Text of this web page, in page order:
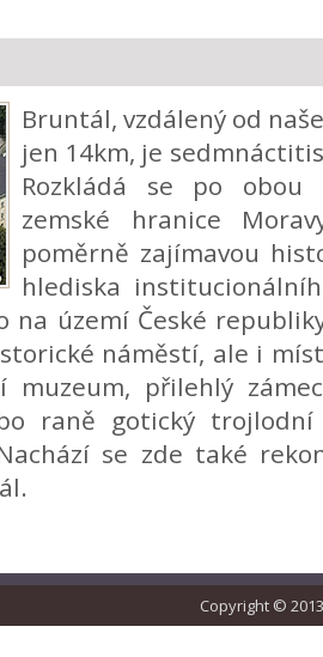
Bruntál, vzdálený od
jen 14km, je
Rozkládá se po obou
zemské hranice
poměrně zajímavou
hlediska
na území České
náměstí, ale i
muzeum, přilehlý
raně gotický trojlodní
se zde také
Copyright ©